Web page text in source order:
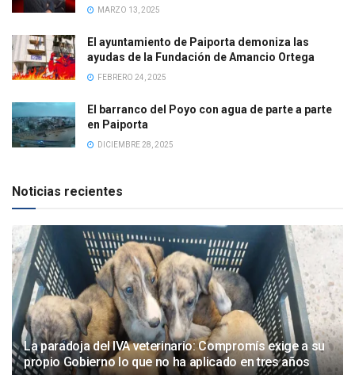
MARZO 13, 2025
El ayuntamiento de Paiporta demoniza las
ayudas de la Fundación de Amancio Ortega
FEBRERO 24, 2025
El barranco del Poyo con agua de parte a parte
en Paiporta
DICIEMBRE 28, 2025
Noticias recientes
La paradoja del IVA veterinario: Compromís exige a su
propio Gobierno lo que no ha aplicado en tres años